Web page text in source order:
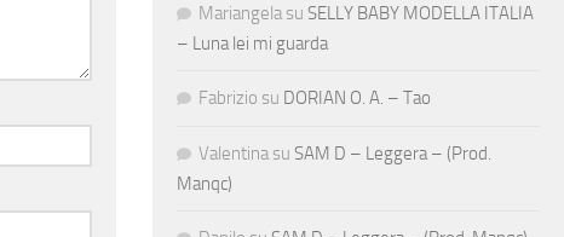
Mariangela su SELLY BABY MODELLA ITALIA
– Luna lei mi guarda
Fabrizio su DORIAN O. A. – Tao
Valentina su SAM D – Leggera – (Prod.
Manqc)